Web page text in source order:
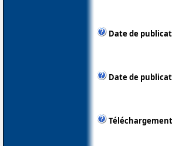
Date de
Date de
Téléchargement